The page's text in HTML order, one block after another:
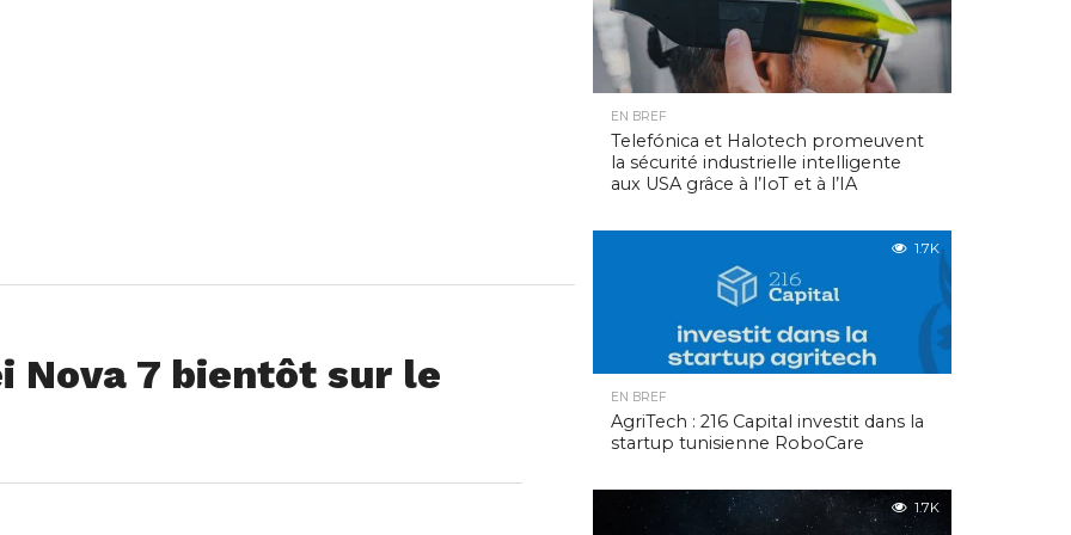
Nova 7 bientôt sur le
EN BREF
Telefónica et Halotech promeuvent
la sécurité industrielle intelligente
aux USA grâce à l’IoT et à l’IA
1.7K
EN BREF
AgriTech : 216 Capital investit dans la
startup tunisienne RoboCare
1.7K